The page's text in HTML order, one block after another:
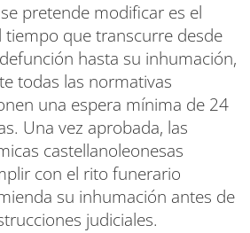
pretende modificar es el
tiempo que transcurre desde
hasta su inhumación,
todas las normativas
una espera mínima de 24
Una vez aprobada, las
castellanoleonesas
con el rito funerario
su inhumación antes de
judiciales.